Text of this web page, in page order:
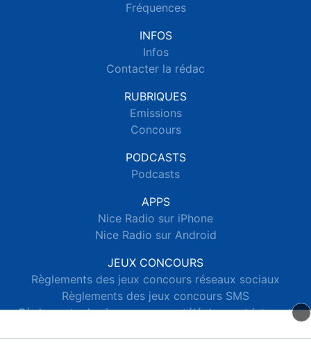
Fréquences
INFOS
Infos
Contacter la rédac
RUBRIQUES
Emissions
Concours
PODCASTS
Podcasts
APPS
Nice Radio sur iPhone
Nice Radio sur Android
JEUX CONCOURS
Règlements des jeux concours réseaux sociaux
Règlements des jeux concours SMS
Règlements des jeux concours téléphone et internet